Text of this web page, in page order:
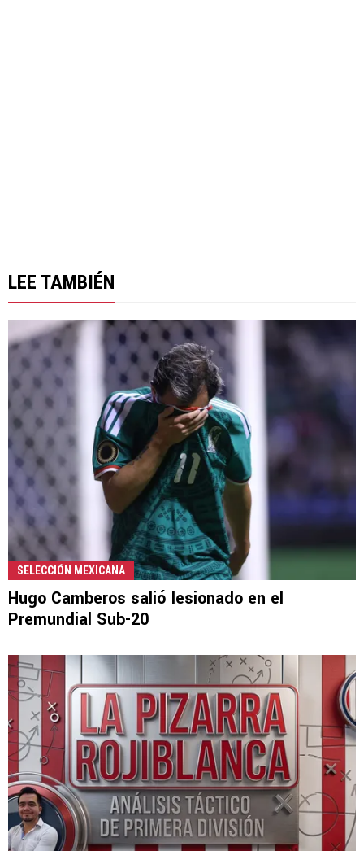
LEE TAMBIÉN
SELECCIÓN MEXICANA
Hugo Camberos salió lesionado en el
Premundial Sub-20